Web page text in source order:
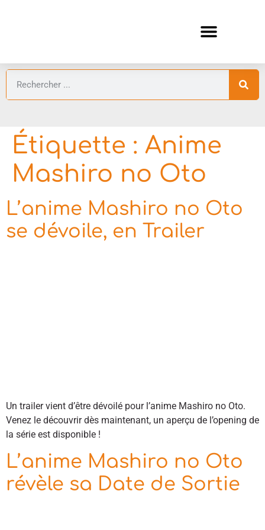
Étiquette : Anime
Mashiro no Oto
L’anime Mashiro no Oto
se dévoile, en Trailer
Un trailer vient d’être dévoilé pour l’anime Mashiro no Oto.
Venez le découvrir dès maintenant, un aperçu de l’opening de
la série est disponible !
L’anime Mashiro no Oto
révèle sa Date de Sortie